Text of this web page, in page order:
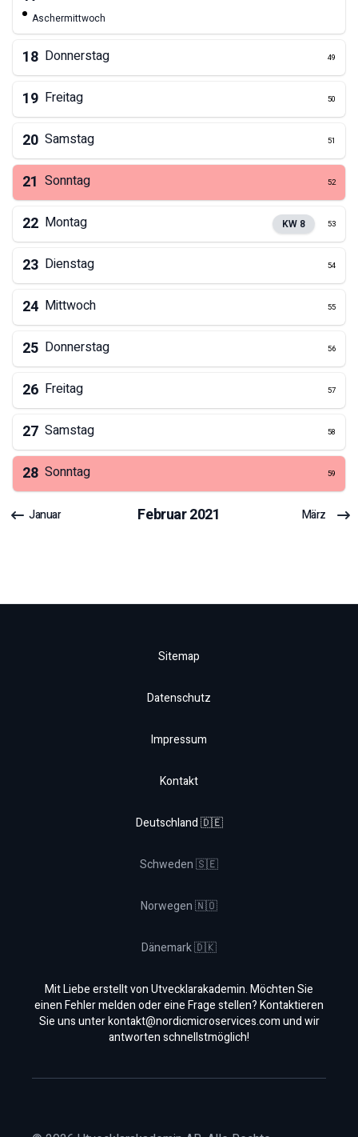
Aschermittwoch
18 Donnerstag 49
19 Freitag 50
20 Samstag 51
21 Sonntag 52
22 Montag KW 8 53
23 Dienstag 54
24 Mittwoch 55
25 Donnerstag 56
26 Freitag 57
27 Samstag 58
28 Sonntag 59
Januar Februar2021 März
Sitemap
Datenschutz
Impressum
Kontakt
Deutschland 🇩🇪
Schweden 🇸🇪
Norwegen 🇳🇴
Dänemark 🇩🇰
Mit Liebe erstellt von Utvecklarakademin. Möchten Sie
einen Fehler melden oder eine Frage stellen? Kontaktieren
Sie uns unterkontakt@nordicmicroservices.comund wir
antworten schnellstmöglich!